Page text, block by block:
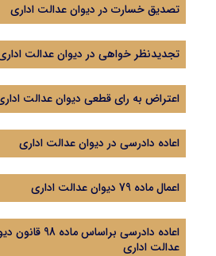
تصدیق خسارت در دیوان عدالت اداری
تجدیدنظر خواهی در دیوان عدالت
اعتراض به رای قطعی دیوان عدالت
اعاده دادرسی در دیوان عدالت اداری
اعمال ماده 79 دیوان عدالت اداری
اعاده دادرسی براساس ماده 98
عدالت اداری